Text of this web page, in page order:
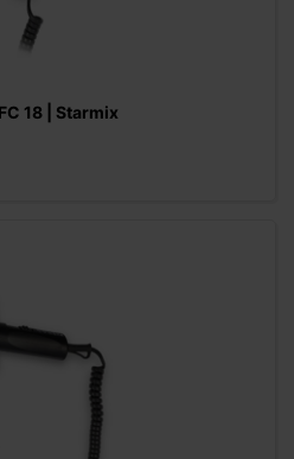
18 | Starmix